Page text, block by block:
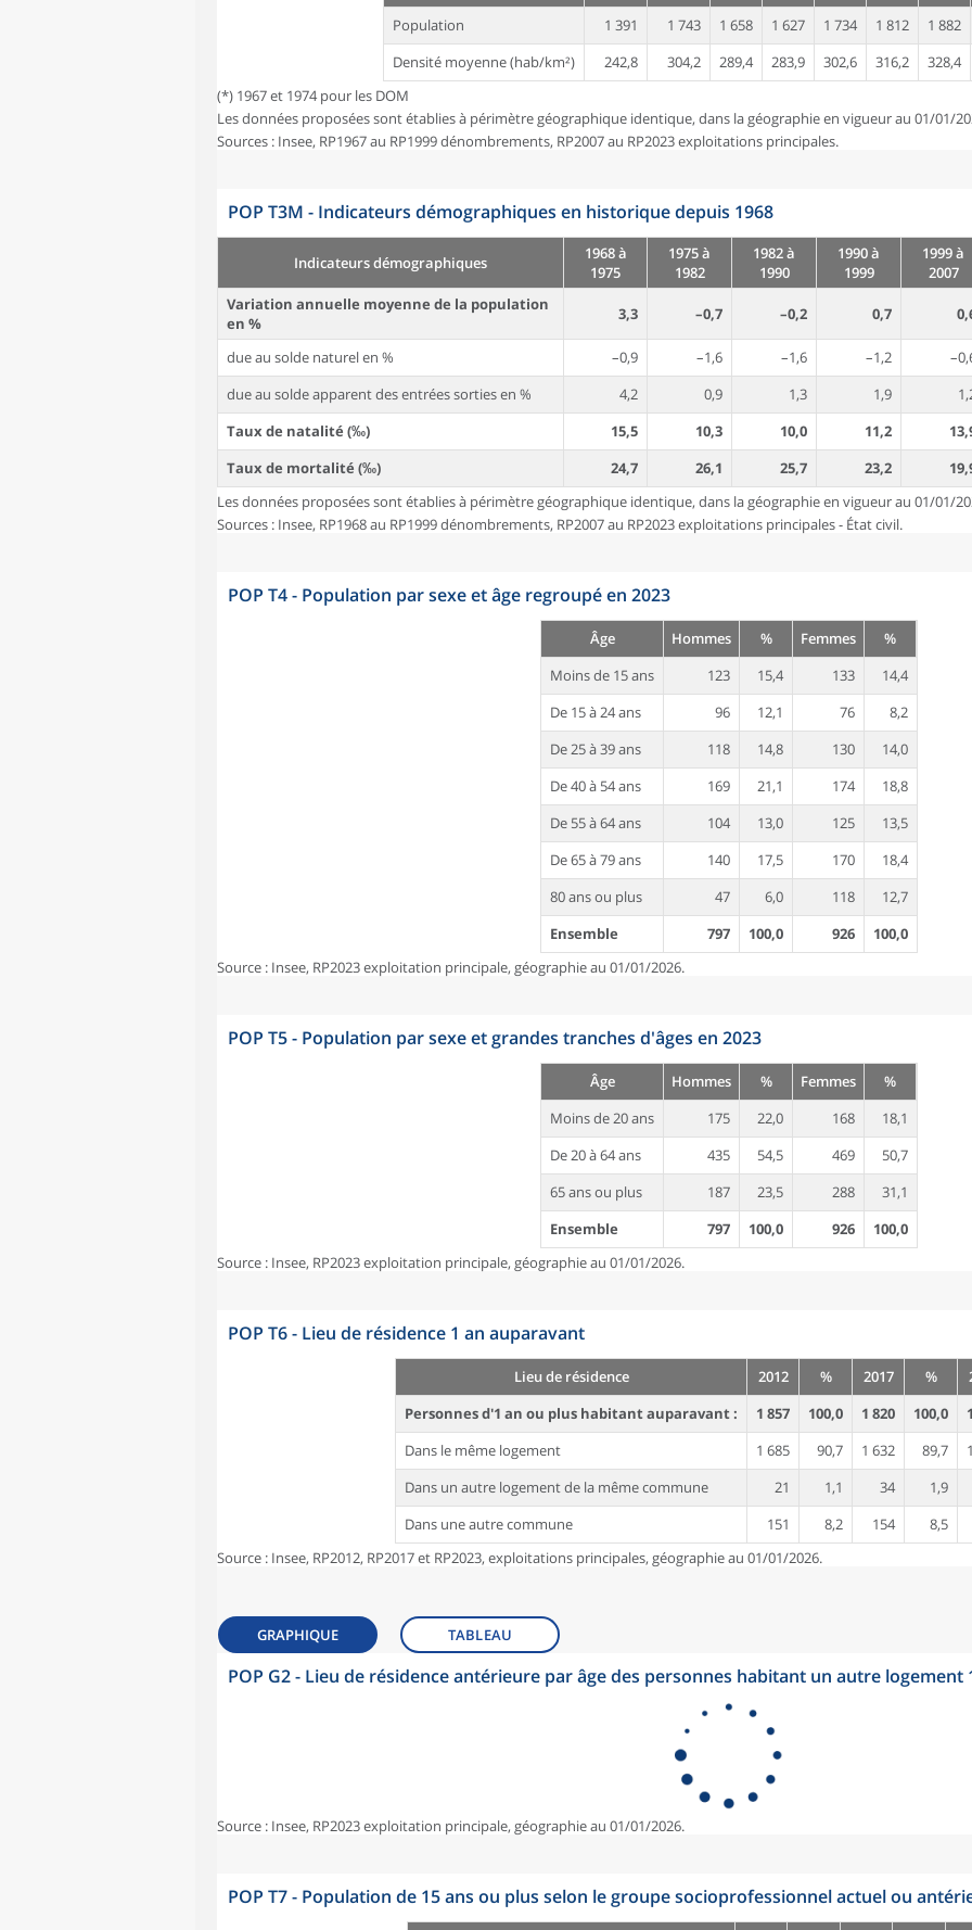
Population
1 391 1 743 1 658 1 627 1 734 1 812
1 882
Densité moyenne (hab/km²)
242,8 304,2 289,4 283,9 302,6 316,2
328,4
(*) 1967 et 1974 pour les DOM
Les données proposées sont établies à périmètre géographique identique, dans la géographie en vigueur au 01/01/
Sources : Insee, RP1967 au RP1999 dénombrements, RP2007 au RP2023 exploitations principales.
POP T3M - Indicateurs démographiques en historique depuis 1968
Indicateurs démographiques
1968 à
1975
1975 à
1982
1982 à
1990
1990 à
1999
1999 à
2007
Variation annuelle moyenne de la population
en %
3,3 –0,7 –0,2 0,7
due au solde naturel en % –0,9 –1,6 –1,6 –1,2
due au solde apparent des entrées sorties en %
4,2 0,9 1,3 1,9
Taux de natalité (‰)
15,5 10,3 10,0 11,2
Taux de mortalité (‰)
24,7 26,1 25,7 23,2
Les données proposées sont établies à périmètre géographique identique, dans la géographie en vigueur au 01/01/
Sources : Insee, RP1968 au RP1999 dénombrements, RP2007 au RP2023 exploitations principales - État civil.
POP T4 - Population par sexe et âge regroupé en 2023
Âge Hommes % Femmes
%
Moins de 15 ans
123 15,4 133
14,4
De 15 à 24 ans
96 12,1 76
8,2
De 25 à 39 ans
118 14,8 130
14,0
De 40 à 54 ans
169 21,1 174
18,8
De 55 à 64 ans
104 13,0 125
13,5
De 65 à 79 ans
140 17,5 170
18,4
80 ans ou plus
47 6,0 118
12,7
Ensemble
797 100,0 926
100,0
Source : Insee, RP2023 exploitation principale, géographie au 01/01/2026.
POP T5 - Population par sexe et grandes tranches d'âges en 2023
Âge Hommes % Femmes
%
Moins de 20 ans
175 22,0 168
18,1
De 20 à 64 ans
435 54,5 469
50,7
65 ans ou plus
187 23,5 288
31,1
Ensemble
797 100,0 926
100,0
Source : Insee, RP2023 exploitation principale, géographie au 01/01/2026.
POP T6 - Lieu de résidence 1 an auparavant
Lieu de résidence 2012 % 2017 %
Personnes d'1 an ou plus habitant auparavant :
1 857 100,0 1 820 100,0
Dans le même logement
1 685 90,7 1 632 89,7
Dans un autre logement de la même commune
21 1,1 34
1,9
Dans une autre commune
151 8,2 154
8,5
Source : Insee, RP2012, RP2017 et RP2023, exploitations principales, géographie au 01/01/2026.
GRAPHIQUE TABLEAU
POP G2 - Lieu de résidence antérieure par âge des personnes habitant un autre logement
Source : Insee, RP2023 exploitation principale, géographie au 01/01/2026.
POP T7 - Population de 15 ans ou plus selon le groupe socioprofessionnel actuel ou